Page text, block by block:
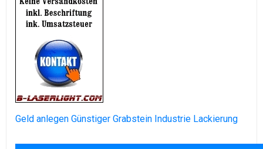
Geld anlegen Günstiger Grabstein Industrie Lackierung